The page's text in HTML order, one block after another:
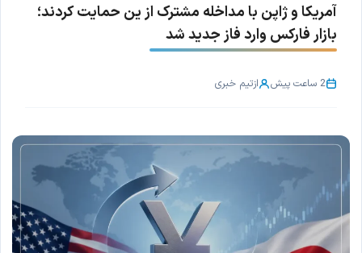
آمریکا و ژاپن با مداخله مشترک از ین حمایت کردند؛
بازار فارکس وارد فاز جدید شد
2 ساعت پیش ازتیم خبری